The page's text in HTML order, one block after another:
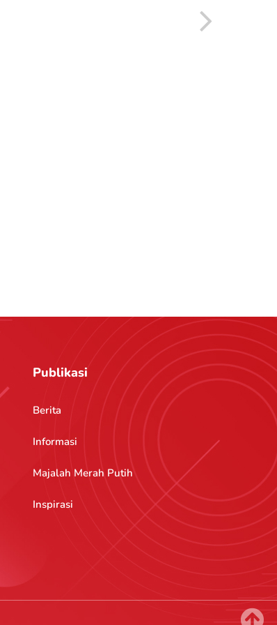
Publikasi
Berita
Informasi
Majalah Merah Putih
Inspirasi